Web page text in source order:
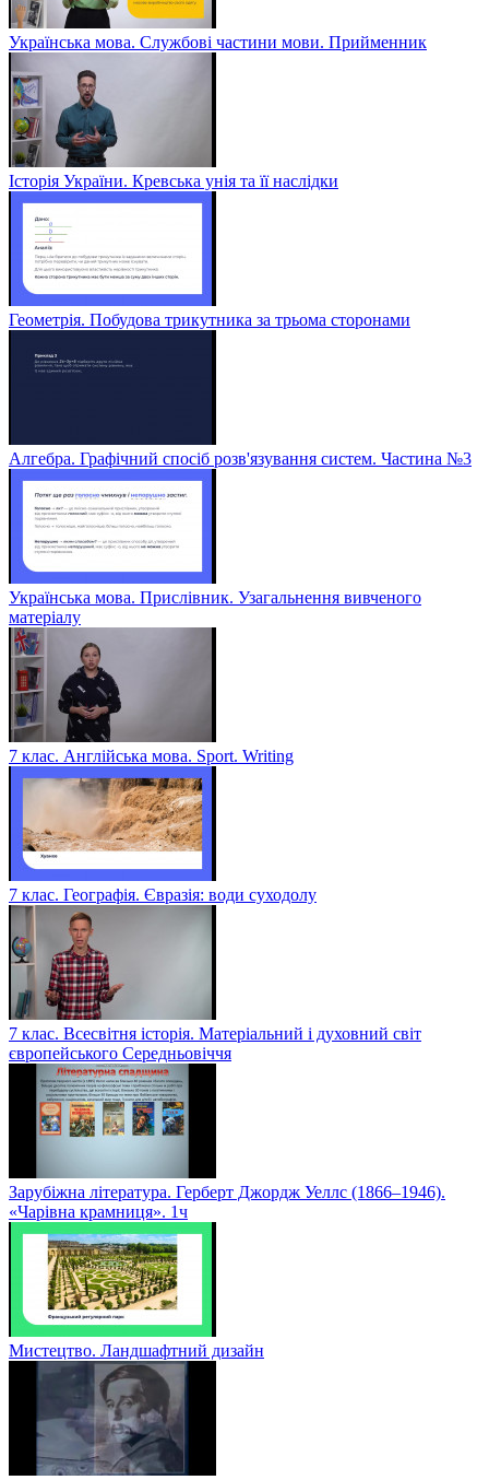
Українська мова. Службові частини мови. Прийменник
Історія України. Кревська унія та її наслідки
Геометрія. Побудова трикутника за трьома сторонами
Алгебра. Графічний спосіб розв'язування систем. Частина №3
Українська мова. Прислівник. Узагальнення вивченого
матеріалу
7 клас. Англійська мова. Sport. Writing
7 клас. Географія. Євразія: води суходолу
7 клас. Всесвітня історія. Матеріальний і духовний світ
європейського Середньовіччя
Зарубіжна література. Герберт Джордж Уеллс (1866–1946).
«Чарівна крамниця». 1ч
Мистецтво. Ландшафтний дизайн